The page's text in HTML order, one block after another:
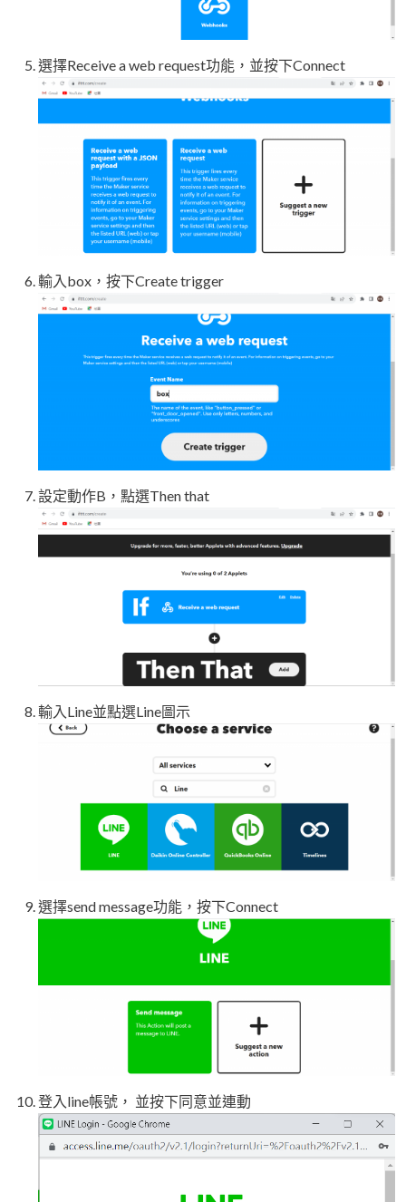
選擇Receive a web request功能，並按下Connect
輸入box，按下Create trigger
設定動作B，點選Then that
輸入Line並點選Line圖示
選擇send message功能，按下Connect
登入line帳號， 並按下同意並連動